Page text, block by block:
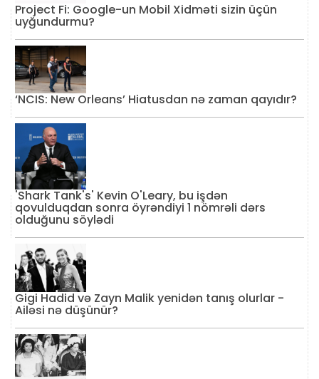
Project Fi: Google-un Mobil Xidməti sizin üçün
uyğundurmu?
‘NCIS: New Orleans’ Hiatusdan nə zaman qayıdır?
'Shark Tank's' Kevin O'Leary, bu işdən
qovulduqdan sonra öyrəndiyi 1 nömrəli dərs
olduğunu söylədi
Gigi Hadid və Zayn Malik yenidən tanış olurlar -
Ailəsi nə düşünür?